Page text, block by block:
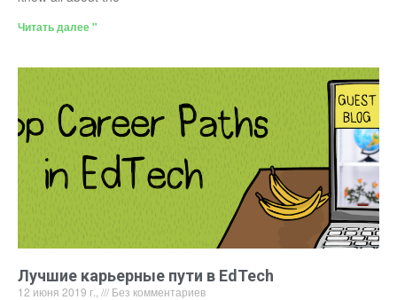
Читать далее "
Лучшие карьерные пути в EdTech
12 июня 2019 г., Без комментариев